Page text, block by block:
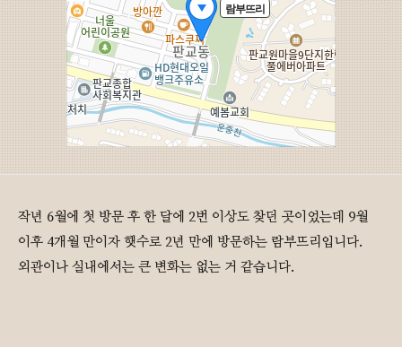
작년 6월에 첫 방문 후 한 달에 2번 이상도 찾던 곳이었는데 9월
이후 4개월 만이자 햇수로 2년 만에 방문하는 람부뜨리입니다.
외관이나 실내에서는 큰 변화는 없는 거 같습니다.